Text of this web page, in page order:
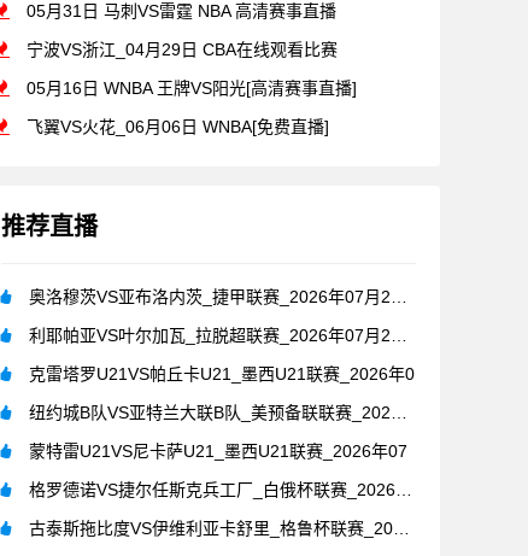
05月31日 马刺VS雷霆 NBA 高清赛事直播
宁波VS浙江_04月29日 CBA在线观看比赛
05月16日 WNBA 王牌VS阳光[高清赛事直播]
飞翼VS火花_06月06日 WNBA[免费直播]
推荐直播
奥洛穆茨VS亚布洛内茨_捷甲联赛_2026年07月26日
利耶帕亚VS叶尔加瓦_拉脱超联赛_2026年07月26日
克雷塔罗U21VS帕丘卡U21_墨西U21联赛_2026年0
纽约城B队VS亚特兰大联B队_美预备联联赛_2026年07月
蒙特雷U21VS尼卡萨U21_墨西U21联赛_2026年07
格罗德诺VS捷尔任斯克兵工厂_白俄杯联赛_2026年07月2
古泰斯拖比度VS伊维利亚卡舒里_格鲁杯联赛_2026年07月